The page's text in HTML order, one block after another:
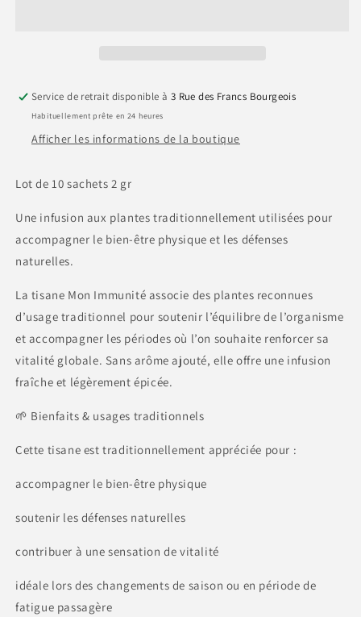
Lot
de
10
Lot
de
10
Service de retrait disponible à 3 Rue des Francs Bourgeois
Habituellement prête en 24 heures
Afficher les informations de la boutique
Lot de 10 sachets 2 gr
Une infusion aux plantes traditionnellement utilisées pour
accompagner le bien-être physique et les défenses
naturelles.
La tisane Mon Immunité associe des plantes reconnues
d’usage traditionnel pour soutenir l’équilibre de l’organisme
et accompagner les périodes où l’on souhaite renforcer sa
vitalité globale. Sans arôme ajouté, elle offre une infusion
fraîche et légèrement épicée.
🌱 Bienfaits & usages traditionnels
Cette tisane est traditionnellement appréciée pour :
accompagner le bien-être physique
soutenir les défenses naturelles
contribuer à une sensation de vitalité
idéale lors des changements de saison ou en période de
fatigue passagère